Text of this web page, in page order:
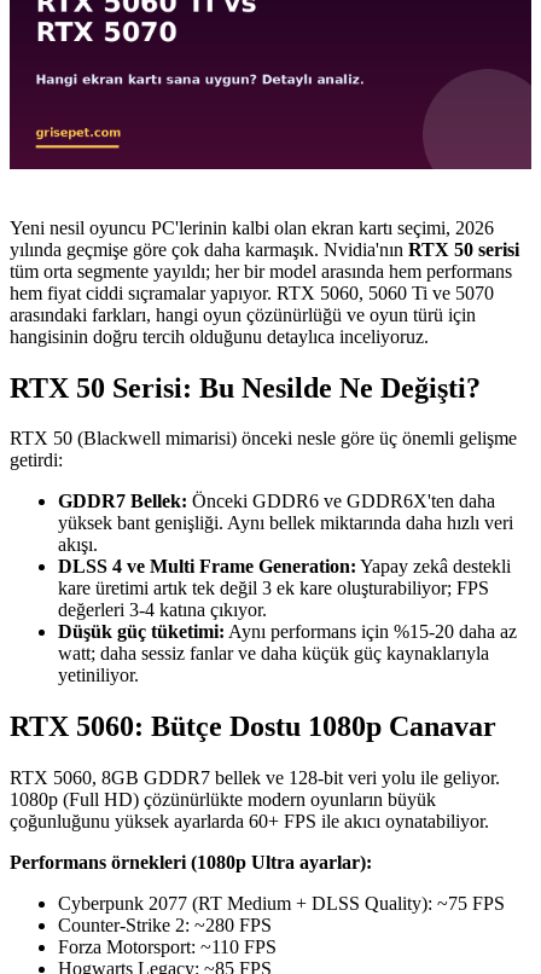
Yeni nesil oyuncu PC'lerinin kalbi olan ekran kartı seçimi, 2026
yılında geçmişe göre çok daha karmaşık. Nvidia'nın RTX 50 serisi
tüm orta segmente yayıldı; her bir model arasında hem performans
hem fiyat ciddi sıçramalar yapıyor. RTX 5060, 5060 Ti ve 5070
arasındaki farkları, hangi oyun çözünürlüğü ve oyun türü için
hangisinin doğru tercih olduğunu detaylıca inceliyoruz.
RTX 50 Serisi: Bu Nesilde Ne Değişti?
RTX 50 (Blackwell mimarisi) önceki nesle göre üç önemli gelişme
getirdi:
GDDR7 Bellek: Önceki GDDR6 ve GDDR6X'ten daha
yüksek bant genişliği. Aynı bellek miktarında daha hızlı veri
akışı.
DLSS 4 ve Multi Frame Generation: Yapay zekâ destekli
kare üretimi artık tek değil 3 ek kare oluşturabiliyor; FPS
değerleri 3-4 katına çıkıyor.
Düşük güç tüketimi: Aynı performans için %15-20 daha az
watt; daha sessiz fanlar ve daha küçük güç kaynaklarıyla
yetiniliyor.
RTX 5060: Bütçe Dostu 1080p Canavar
RTX 5060, 8GB GDDR7 bellek ve 128-bit veri yolu ile geliyor.
1080p (Full HD) çözünürlükte modern oyunların büyük
çoğunluğunu yüksek ayarlarda 60+ FPS ile akıcı oynatabiliyor.
Performans örnekleri (1080p Ultra ayarlar):
Cyberpunk 2077 (RT Medium + DLSS Quality): ~75 FPS
Counter-Strike 2: ~280 FPS
Forza Motorsport: ~110 FPS
Hogwarts Legacy: ~85 FPS